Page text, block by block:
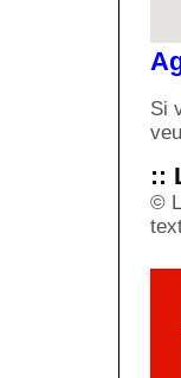
Si
::
©